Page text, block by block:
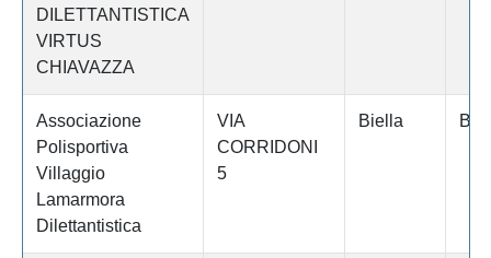
DILETTANTISTICA
VIRTUS
CHIAVAZZA
Associazione
Polisportiva
Villaggio
Lamarmora
Dilettantistica
VIA
CORRIDONI
5
Biella